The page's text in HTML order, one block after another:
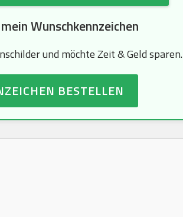
Wunschkennzeichen
und möchte Zeit & Geld sparen.
BESTELLEN